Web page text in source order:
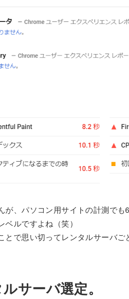
が、パソコン用サイトの計測で
ルですよね（笑）
とで思い切ってレンタルサーバご
サーバ選定。